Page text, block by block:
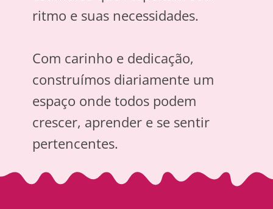
ritmo e suas necessidades.
Com carinho e dedicação,
construímos diariamente um
espaço onde todos podem
crescer, aprender e se sentir
pertencentes.